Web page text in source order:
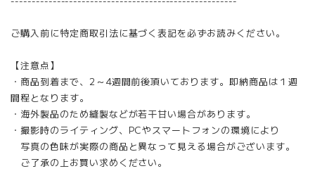
ご購入前に特定商取引法に基づく表記を必ずお読みください。
【注意点】
・商品到着まで、2～4週間前後頂いております。即納商品は１週
間程となります。
・海外製品のため縫製などが若干甘い場合があります。
・撮影時のライティング、PCやスマートフォンの環境により
写真の色味が実際の商品と異なって見える場合がございます。
ご了承の上お買い求めください。